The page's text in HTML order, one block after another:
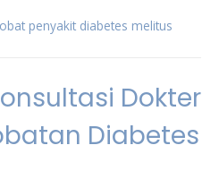
obat penyakit diabetes melitus
Dokter
Diabetes